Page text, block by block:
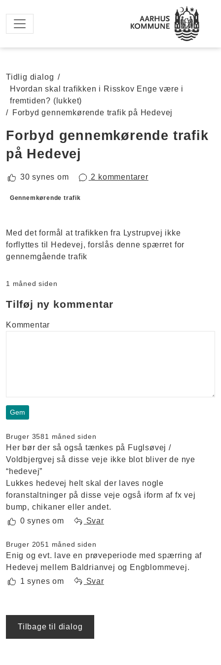
Tidlig dialog /
Hvordan skal trafikken i Risskov Enge være i
fremtiden? (lukket)
/ Forbyd gennemkørende trafik på Hedevej
Forbyd gennemkørende trafik
på Hedevej
30 synes om 2 kommentarer
Forslagskategorier
Gennemkørende trafik
Med det formål at trafikken fra Lystrupvej ikke
forflyttes til Hedevej, forslås denne spærret for
gennemgående trafik
1 måned siden
Tilføj ny kommentar
Kommentar
Bruger 2051 måned siden
Enig og evt. lave en prøveperiode med spærring af
Hedevej mellem Baldrianvej og Engblommevej.
1 synes om
Svar
Bruger 3581 måned siden
Her bør der så også tænkes på Fuglsøvej /
Voldbjergvej så disse veje ikke blot bliver de nye
“hedevej”
Lukkes hedevej helt skal der laves nogle
foranstaltninger på disse veje også iform af fx vej
bump, chikaner eller andet.
0 synes om
Svar
Tilbage til dialog